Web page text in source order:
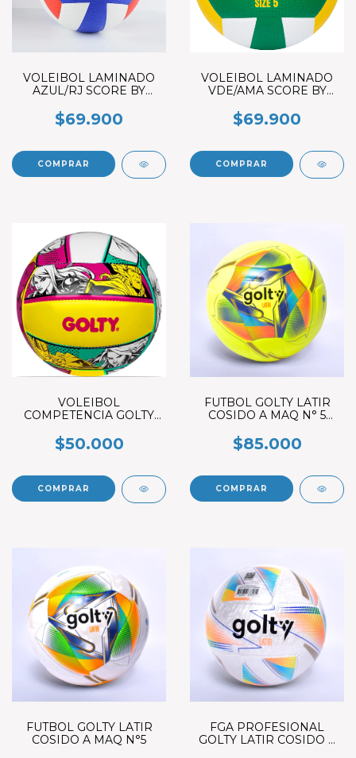
VOLEIBOL LAMINADO
AZUL/RJ SCORE BY
$69.900
VOLEIBOL LAMINADO
VDE/AMA SCORE BY
$69.900
VOLEIBOL
COMPETENCIA GOLTY
$50.000
FUTBOL GOLTY LATIR
COSIDO A MAQ N° 5
$85.000
FUTBOL GOLTY LATIR
COSIDO A MAQ N°5
FGA PROFESIONAL
GOLTY LATIR COSIDO A